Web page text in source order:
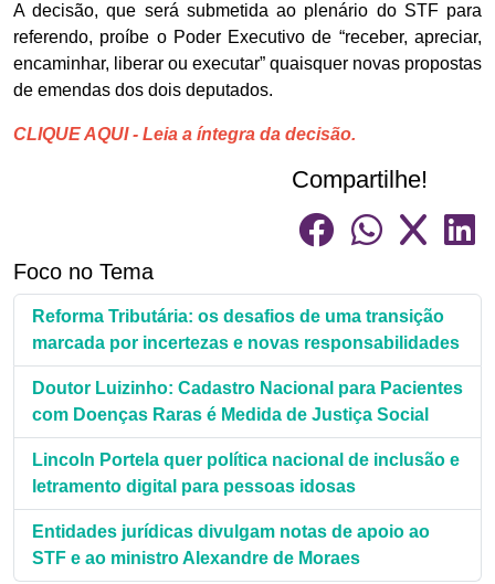
A decisão, que será submetida ao plenário do STF para
referendo, proíbe o Poder Executivo de “receber, apreciar,
encaminhar, liberar ou executar” quaisquer novas propostas
de emendas dos dois deputados.
CLIQUE AQUI - Leia a íntegra da decisão.
Compartilhe!
Foco no Tema
Reforma Tributária: os desafios de uma transição
marcada por incertezas e novas responsabilidades
Doutor Luizinho: Cadastro Nacional para Pacientes
com Doenças Raras é Medida de Justiça Social
Lincoln Portela quer política nacional de inclusão e
letramento digital para pessoas idosas
Entidades jurídicas divulgam notas de apoio ao
STF e ao ministro Alexandre de Moraes